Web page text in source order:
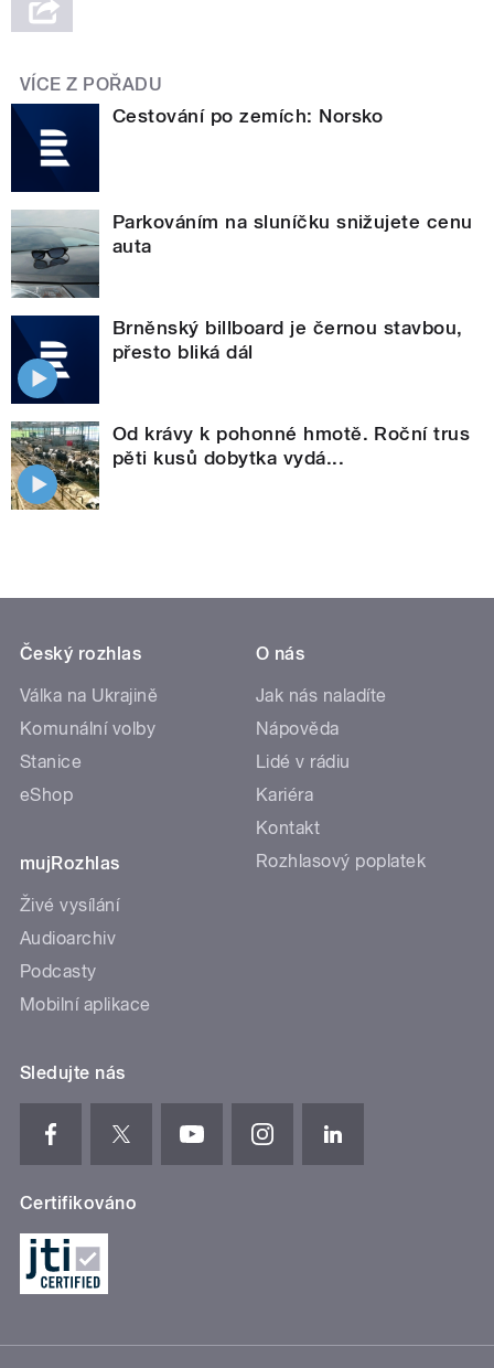
VÍCE Z POŘADU
Cestování po zemích: Norsko
Parkováním na sluníčku snižujete cenu
auta
Brněnský billboard je černou stavbou,
přesto bliká dál
Od krávy k pohonné hmotě. Roční trus
pěti kusů dobytka vydá...
Český rozhlas
Válka na Ukrajině
Komunální volby
Stanice
eShop
mujRozhlas
Živé vysílání
Audioarchiv
Podcasty
Mobilní aplikace
O nás
Jak nás naladíte
Nápověda
Lidé v rádiu
Kariéra
Kontakt
Rozhlasový poplatek
Sledujte nás
Certifikováno